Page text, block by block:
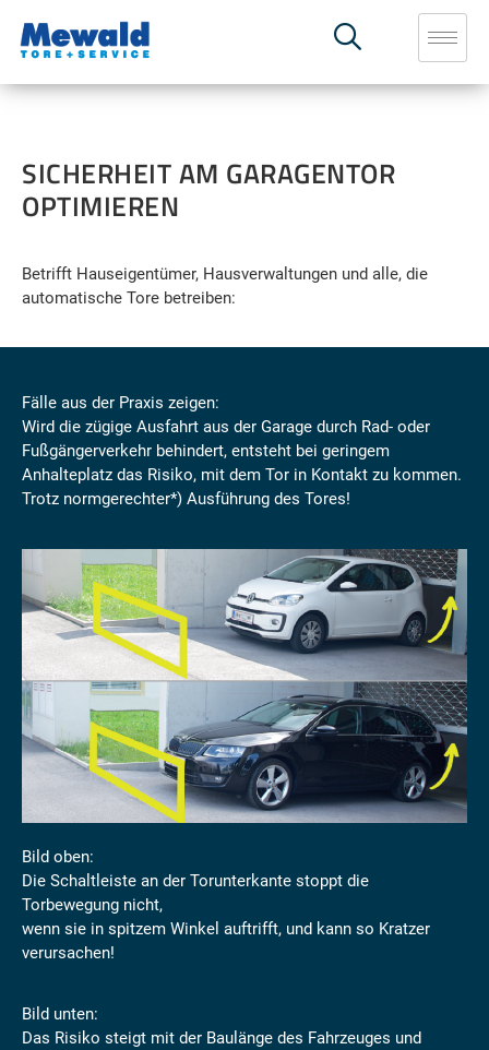
SICHERHEIT AM GARAGENTOR
OPTIMIEREN
Betrifft Hauseigentümer, Hausverwaltungen und alle, die
automatische Tore betreiben:
Fälle aus der Praxis zeigen:
Wird die zügige Ausfahrt aus der Garage durch Rad- oder
Fußgängerverkehr behindert, entsteht bei geringem
Anhalteplatz das Risiko, mit dem Tor in Kontakt zu kommen.
Trotz normgerechter*) Ausführung des Tores!
Bild oben:
Die Schaltleiste an der Torunterkante stoppt die
Torbewegung nicht,
wenn sie in spitzem Winkel auftrifft, und kann so Kratzer
verursachen!
Bild unten:
Das Risiko steigt mit der Baulänge des Fahrzeuges und